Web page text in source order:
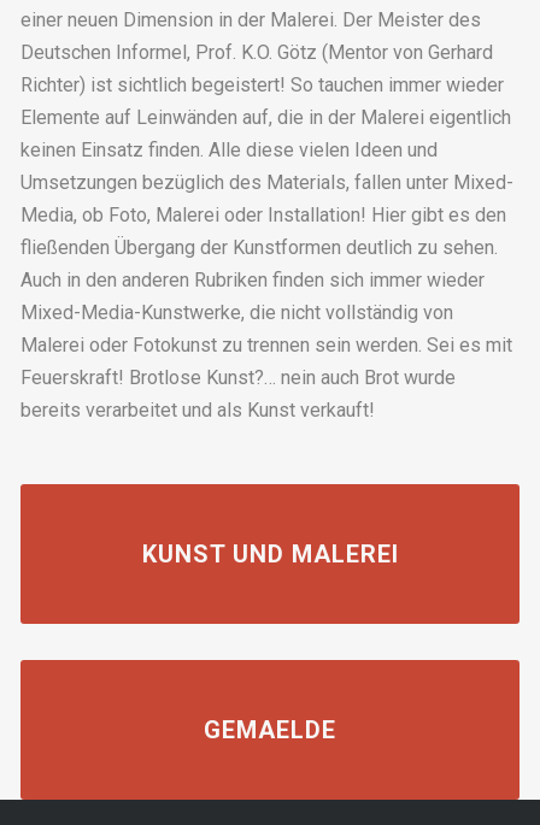
einer neuen Dimension in der Malerei. Der Meister des
Deutschen Informel, Prof. K.O. Götz (Mentor von Gerhard
Richter) ist sichtlich begeistert! So tauchen immer wieder
Elemente auf Leinwänden auf, die in der Malerei eigentlich
keinen Einsatz finden. Alle diese vielen Ideen und
Umsetzungen bezüglich des Materials, fallen unter Mixed-
Media, ob Foto, Malerei oder Installation! Hier gibt es den
fließenden Übergang der Kunstformen deutlich zu sehen.
Auch in den anderen Rubriken finden sich immer wieder
Mixed-Media-Kunstwerke, die nicht vollständig von
Malerei oder Fotokunst zu trennen sein werden. Sei es mit
Feuerskraft! Brotlose Kunst?… nein auch Brot wurde
bereits verarbeitet und als Kunst verkauft!
KUNST UND MALEREI
GEMAELDE